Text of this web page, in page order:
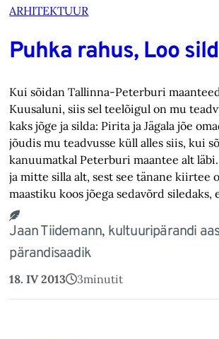
ARHITEKTUUR
Puhka rahus, Loo sild
Kui sõidan Tallinna-Peterburi
Kuusaluni, siis sel teelõigul on mu
kaks jõge ja silda: Pirita ja Jägala jõe
jõudis mu teadvusse küll alles siis, kui
kanuumatkal Peterburi maantee alt
ja mitte silla alt, sest see tänane kiirtee
maastiku koos jõega sedavõrd
Jaan Tiidemann, kultuuripärandi
pärandisaadik
18. IV 2013 3minutit